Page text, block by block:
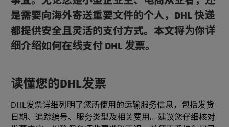
是需要向海外寄送重要文件的个人，DHL 快递
都提供安全且灵活的支付方式。本文将为你详
细介绍如何在线支付 DHL 发票。
读懂您的DHL发票
DHL发票详细列明了您所使用的运输服务信息，包括发货
日期、追踪编号、服务类型及相关费用。建议您仔细核对